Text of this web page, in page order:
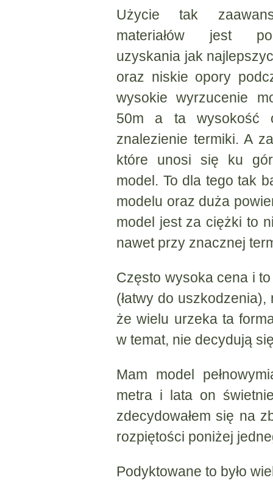
Użycie tak
materiałów jest
uzyskania jak
oraz niskie opory
wysokie wyrzucenie
50m a ta wysokość
znalezienie termiki. A
które unosi się ku
model. To dla tego tak
modelu oraz duża
model jest za ciężki to
nawet przy znacznej
Często wysoka cena i
(łatwy do
że wielu urzeka ta
w temat, nie decydują
Mam model
metra i lata on
zdecydowałem się na
rozpiętości poniżej
Podyktowane to było